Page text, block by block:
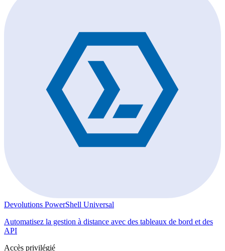
Devolutions PowerShell Universal
Automatisez la gestion à distance avec des tableaux de bord et des
API
Accès privilégié